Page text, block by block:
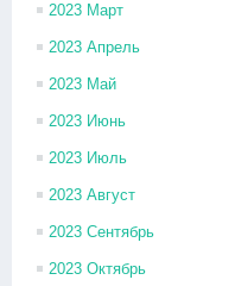
2023 Март
2023 Апрель
2023 Май
2023 Июнь
2023 Июль
2023 Август
2023 Сентябрь
2023 Октябрь